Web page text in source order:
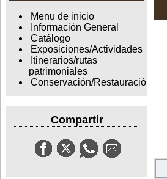
Menu de inicio
Información General
Catálogo
Exposiciones/Actividades
Itinerarios/rutas
patrimoniales
Conservación/Restauración
Compartir